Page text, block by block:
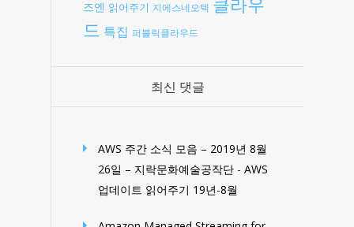
즈엔 읽어주기 지에스네오텍
드 특집 퍼블릭클라우드
최신 댓글
AWS 주간 소식 모음 – 2019년 8월
26일 – 지락문화예술공작단 - AWS
업데이트 읽어주기 19년-8월